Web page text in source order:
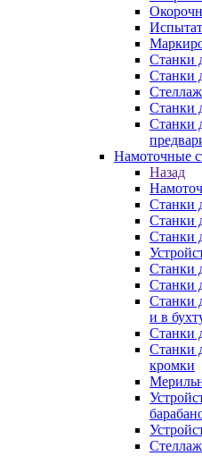
Станки
Станки
Станки
Станки
Намоточные
Назад
Станки
Станки
Станки
Станки
Станки
Станки
и в
Станки
Станки
кромки